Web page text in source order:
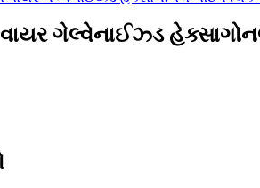
ગેલ્વેનાઈઝ્ડ